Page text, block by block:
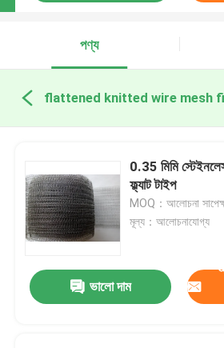
পণ্য
0.35 মিমি
ফ্ল্যাট টাইপ
MOQ：আলোচনা
মূল্য：আলোচনাযোগ্য
ভালো দাম